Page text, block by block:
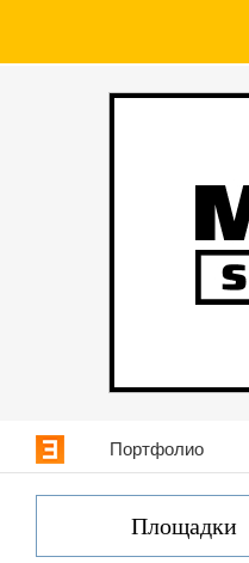
Портфолио
Площадки